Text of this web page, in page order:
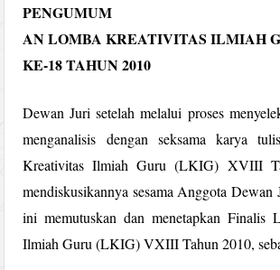
PENGUMUM
AN LOMBA KREATIVITAS ILMIAH
KE-18 TAHUN 2010
Dewan Juri setelah melalui proses
menganalisis dengan seksama karya
Kreativitas Ilmiah Guru (LKIG) XVIII
mendiskusikannya sesama Anggota Dewan
ini memutuskan dan menetapkan Finalis
Ilmiah Guru (LKIG) VXIII Tahun 2010,